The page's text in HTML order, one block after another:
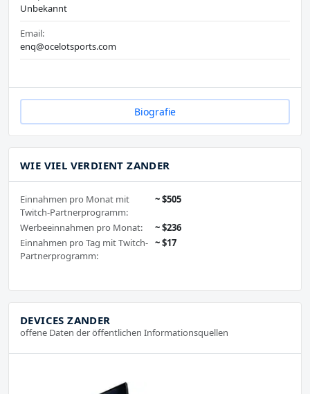
Unbekannt
Email:
enq@ocelotsports.com
Biografie
WIE VIEL VERDIENT ZANDER
Einnahmen pro Monat mit
Twitch-Partnerprogramm:
~ $505
Werbeeinnahmen pro Monat:
~ $236
Einnahmen pro Tag mit Twitch-
Partnerprogramm:
~ $17
DEVICES ZANDER
offene Daten der öffentlichen Informationsquellen